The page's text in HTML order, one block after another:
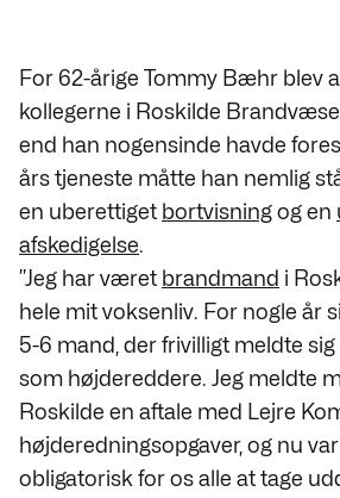
For 62-årige Tommy Bæhr blev
kollegerne i Roskilde
end han nogensinde havde
års tjeneste måtte han nemlig
en uberettiget bortvisningog en
afskedigelse.
”Jeg har været brandmand i
hele mit voksenliv. For nogle år
5-6 mand, der frivilligt meldte
som højdereddere. Jeg meldte
Roskilde en aftale med Lejre
højderedningsopgaver, og nu
obligatorisk for os alle at tage